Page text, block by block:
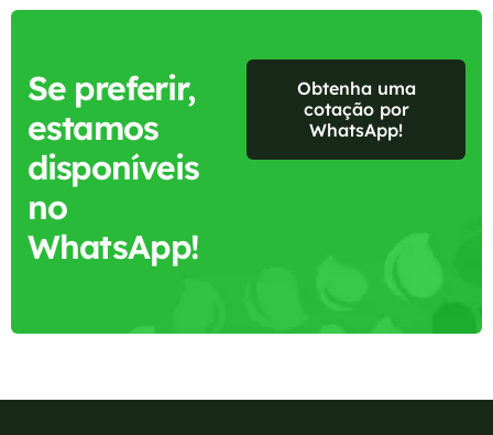
Se preferir,
estamos
disponíveis
no
WhatsApp!
Obtenha uma
cotação por
WhatsApp!